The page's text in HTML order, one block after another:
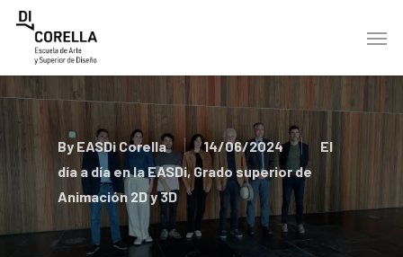
Skip
content
Menu
By EASDi Corella 14/06/2024
El
día a día en la EASDi,Grado superior de
Animación 2D y 3D